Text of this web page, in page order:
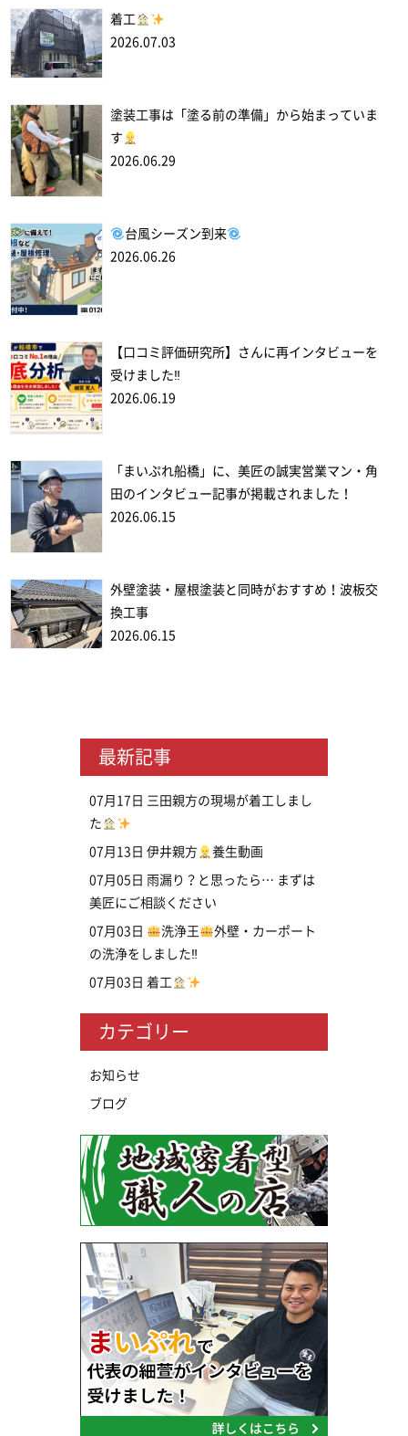
着工
2026.07.03
塗装工事は「塗る前の準備」から始まっていま
す
2026.06.29
台風シーズン到来
2026.06.26
【口コミ評価研究所】さんに再インタビューを
受けました‼
2026.06.19
「まいぷれ船橋」に、美匠の誠実営業マン・角
田のインタビュー記事が掲載されました！
2026.06.15
外壁塗装・屋根塗装と同時がおすすめ！波板交
換工事
2026.06.15
最新記事
07月17日 三田親方の現場が着工しまし
た
07月13日 伊井親方 養生動画
07月05日 雨漏り？と思ったら… まずは
美匠にご相談ください
07月03日 洗浄王
外壁・カーポート
の洗浄をしました‼
07月03日 着工
カテゴリー
お知らせ
ブログ